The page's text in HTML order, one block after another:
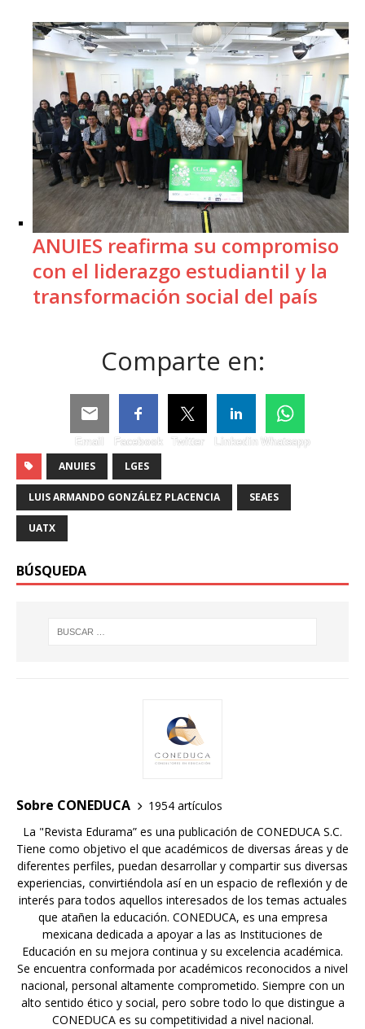
ANUIES reafirma su compromiso
con el liderazgo estudiantil y la
transformación social del país
Comparte en:
Email Facebook Twitter Linkedin Whatsapp
ANUIES LGES
LUIS ARMANDO GONZÁLEZ PLACENCIA SEAES
UATX
BÚSQUEDA
Sobre CONEDUCA
1954 artículos
La "Revista Edurama” es una publicación de CONEDUCA S.C.
Tiene como objetivo el que académicos de diversas áreas y de
diferentes perfiles, puedan desarrollar y compartir sus diversas
experiencias, convirtiéndola así en un espacio de reflexión y de
interés para todos aquellos interesados de los temas actuales
que atañen la educación. CONEDUCA, es una empresa
mexicana dedicada a apoyar a las as Instituciones de
Educación en su mejora continua y su excelencia académica.
Se encuentra conformada por académicos reconocidos a nivel
nacional, personal altamente comprometido. Siempre con un
alto sentido ético y social, pero sobre todo lo que distingue a
CONEDUCA es su competitividad a nivel nacional.